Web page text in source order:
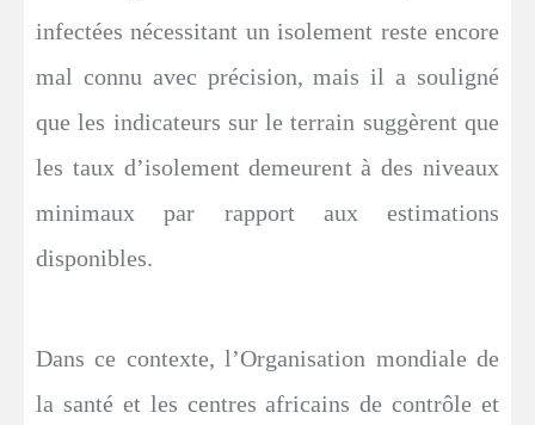
infectées nécessitant un isolement reste encore
mal connu avec précision, mais il a souligné
que les indicateurs sur le terrain suggèrent que
les taux d’isolement demeurent à des niveaux
minimaux par rapport aux estimations
disponibles.
Dans ce contexte, l’Organisation mondiale de
la santé et les centres africains de contrôle et